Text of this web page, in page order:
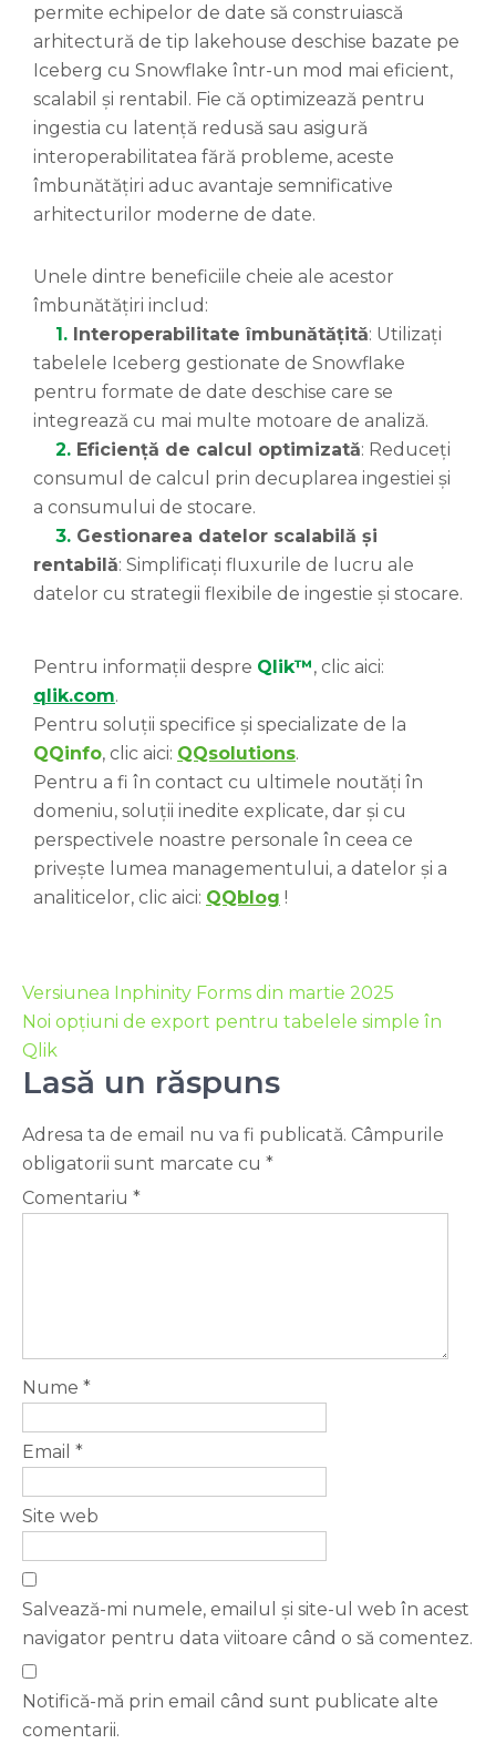
permite echipelor de date să construiască
arhitectură de tip lakehouse deschise bazate pe
Iceberg cu Snowflake într-un mod mai eficient,
scalabil și rentabil. Fie că optimizează pentru
ingestia cu latență redusă sau asigură
interoperabilitatea fără probleme, aceste
îmbunătățiri aduc avantaje semnificative
arhitecturilor moderne de date.
Unele dintre beneficiile cheie ale acestor
îmbunătățiri includ:
1. Interoperabilitate îmbunătățită: Utilizați
tabelele Iceberg gestionate de Snowflake
pentru formate de date deschise care se
integrează cu mai multe motoare de analiză.
2. Eficiență de calcul optimizată: Reduceți
consumul de calcul prin decuplarea ingestiei și
a consumului de stocare.
3. Gestionarea datelor scalabilă și
rentabilă: Simplificați fluxurile de lucru ale
datelor cu strategii flexibile de ingestie și stocare.
Pentru informații despre Qlik™, clic aici:
qlik.com.
Pentru soluții specifice și specializate de la
QQinfo, clic aici: QQsolutions.
Pentru a fi în contact cu ultimele noutăți în
domeniu, soluții inedite explicate, dar și cu
perspectivele noastre personale în ceea ce
privește lumea managementului, a datelor și a
analiticelor, clic aici: QQblog !
Versiunea Inphinity Forms din martie 2025
Noi opțiuni de export pentru tabelele simple în
Qlik
Lasă un răspuns
Adresa ta de email nu va fi publicată. Câmpurile
obligatorii sunt marcate cu *
Comentariu *
Nume *
Email *
Site web
Salvează-mi numele, emailul și site-ul web în acest
navigator pentru data viitoare când o să comentez.
Notifică-mă prin email când sunt publicate alte
comentarii.